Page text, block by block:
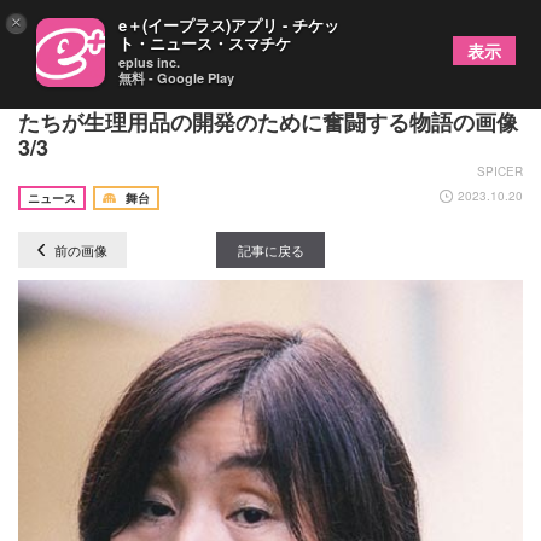
詩森ろば『アンネの日』 再演が決定 女性開発者
たちが生理用品の開発のために奮闘する物語の画像
3/3
SPICER
ニュース
舞台 2023.10.20
前の画像 記事に戻る
× e＋(イープラス)アプリ - チケッ
ト・ニュース・スマチケ
eplus inc.
無料 - Google Play
表示